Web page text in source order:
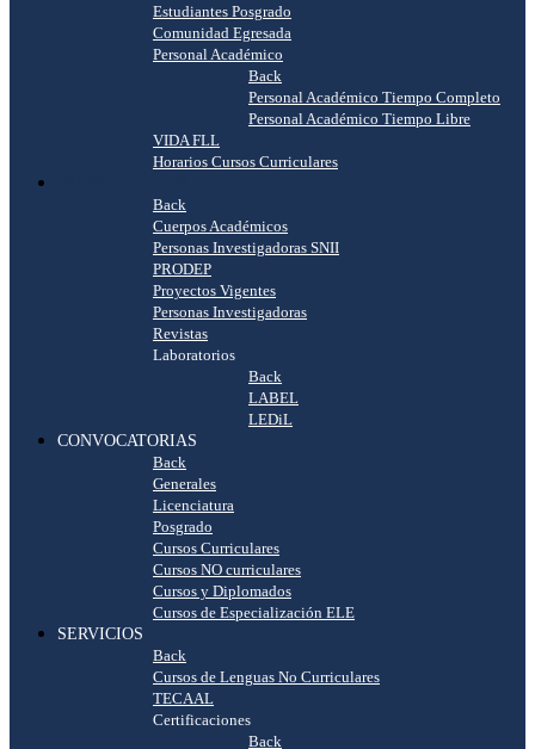
Estudiantes Posgrado
Comunidad Egresada
Personal Académico
Back
Personal Académico Tiempo Completo
Personal Académico Tiempo Libre
VIDA FLL
Horarios Cursos Curriculares
Back
Cuerpos Académicos
Personas Investigadoras SNII
PRODEP
Proyectos Vigentes
Personas Investigadoras
Revistas
Laboratorios
Back
LABEL
LEDiL
CONVOCATORIAS
Back
Generales
Licenciatura
Posgrado
Cursos Curriculares
Cursos NO curriculares
Cursos y Diplomados
Cursos de Especialización ELE
SERVICIOS
Back
Cursos de Lenguas No Curriculares
TECAAL
Certificaciones
Back